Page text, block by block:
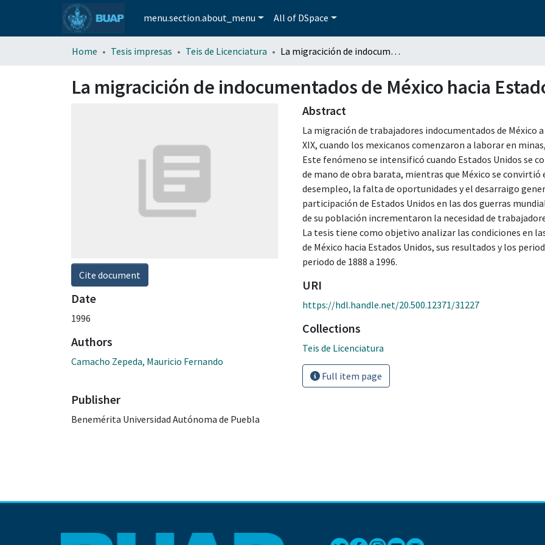
menu.section.about_menu All of DSpace
Home Tesis impresas Teis de Licenciatura La migracición de indocumentados de México hacia Estados Unidos
La migracición de indocumentados de México hacia
Cite document
Date
1996
Authors
Camacho Zepeda, Mauricio Fernando
Publisher
Benemérita Universidad Autónoma de Puebla
Abstract
La migración de trabajadores indocumentados de México
XIX, cuando los mexicanos comenzaron a laborar en
Este fenómeno se intensificó cuando Estados Unidos se
de mano de obra barata, mientras que México se convirtió
desempleo, la falta de oportunidades y el desarraigo
participación de Estados Unidos en las dos guerras
de su población incrementaron la necesidad de
La tesis tiene como objetivo analizar las condiciones en
de México hacia Estados Unidos, sus resultados y los
periodo de 1888 a 1996.
URI
https://hdl.handle.net/20.500.12371/31227
Collections
Teis de Licenciatura
Full item page